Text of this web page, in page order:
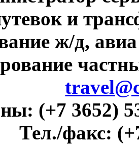
и
ж/д,
(+7 3652)
Тел./факс: